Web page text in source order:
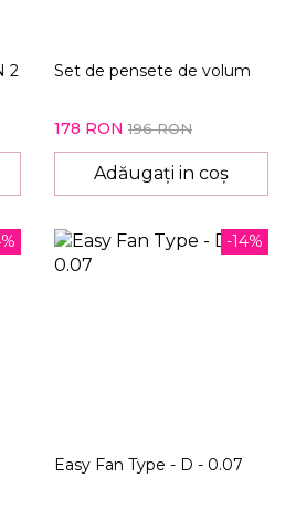
2
Set de pensete de volum
178 RON 196 RON
Adăugați in coș
-14%
Easy Fan Type - D - 0.07